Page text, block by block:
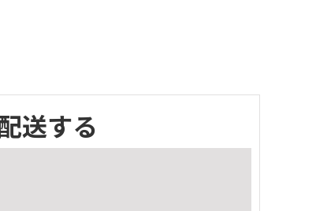
送する